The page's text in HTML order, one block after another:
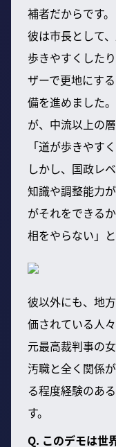
補者だからです。
彼は市長として
歩きやすくした
ザーで更地にす
備を進めました
が、中流以上の
「道が歩きやす
しかし、国政レ
知識や調整能力
がそれをできる
相をやらない」
彼以外にも、地
価されている人
元最高裁判事の
汚職と全く関係
る程度経験のあ
す。
Q. このデモは世